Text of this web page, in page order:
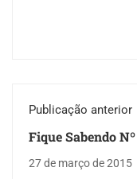
Publicação anterior
Fique Sabendo
27 de março de 2015